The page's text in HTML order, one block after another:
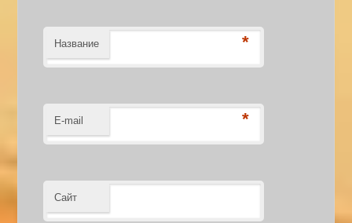
Название *
E-mail *
Сайт